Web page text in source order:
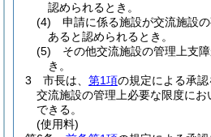
認められるとき。
(4)
申請に係る施設が交流施設
あると認められるとき。
(5)
その他交流施設の管理上支
き。
3
市長は、 第1項の規定による承認
交流施設の管理上必要な限度に
できる。
(使用料)